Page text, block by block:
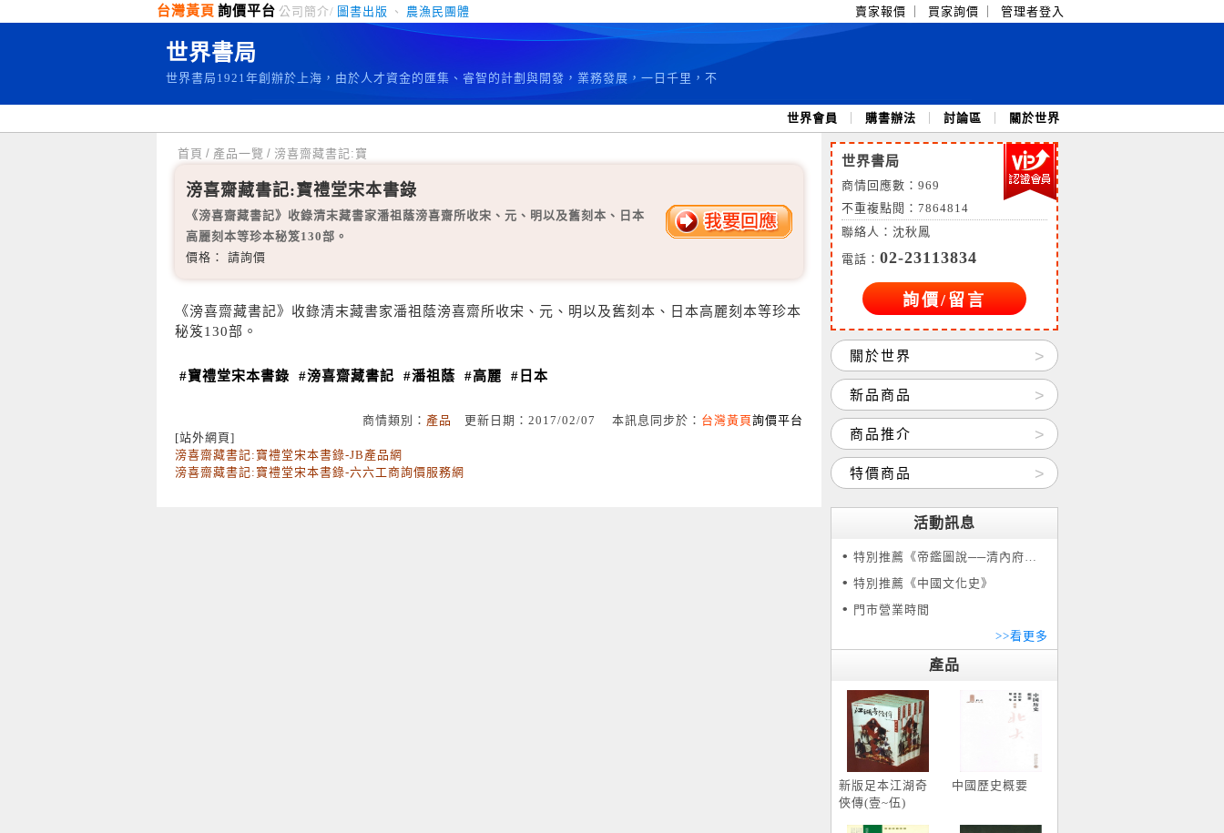
台灣黃頁 詢價平台 公司簡介/ 圖書出版 、 農漁民團體 賣家報價 買家詢價 管理者登入
世界書局
世界書局1921年創辦於上海，由於人才資金的匯集、睿智的計劃與開發，業務發展，一日千里，不
世界會員 購書辦法 討論區 關於世界
首頁 / 產品一覽 / 滂喜齋藏書記:寶
滂喜齋藏書記:寶禮堂宋本書錄
《滂喜齋藏書記》收錄清末藏書家潘祖蔭滂喜齋所收宋、元、明以及舊刻本、日本
高麗刻本等珍本秘笈130部。
價格： 請詢價
《滂喜齋藏書記》收錄清末藏書家潘祖蔭滂喜齋所收宋、元、明以及舊刻本、日本高麗刻本等珍本
秘笈130部。
#寶禮堂宋本書錄 #滂喜齋藏書記 #潘祖蔭 #高麗 #日本
商情類別： 產品 更新日期：2017/02/07 本訊息同步於： 台灣黃頁詢價平台
[站外網頁]
滂喜齋藏書記:寶禮堂宋本書錄-JB產品網
滂喜齋藏書記:寶禮堂宋本書錄-六六工商詢價服務網
世界書局
商情回應數： 969
不重複點閱：7864814
聯絡人：沈秋鳳
電話： 02-23113834
詢價/留言
關於世界
新品商品
商品推介
特價商品
活動訊息
特別推薦《帝鑑圖說──清內府彩繪本》
特別推薦《中國文化史》
門市營業時間
>>看更多
產品
新版足本江湖奇
俠傳(壹~伍)
中國歷史概要